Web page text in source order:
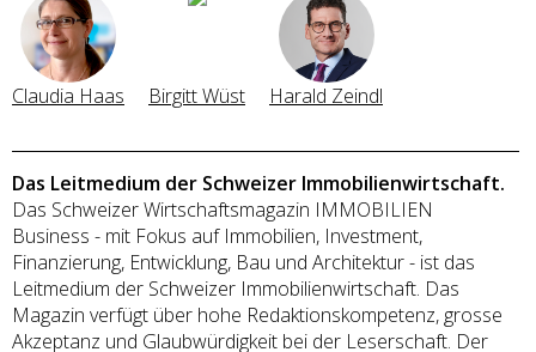
Claudia Haas Birgitt Wüst Harald Zeindl
Das Leitmedium der Schweizer Immobilienwirtschaft.
Das Schweizer Wirtschaftsmagazin IMMOBILIEN
Business - mit Fokus auf Immobilien, Investment,
Finanzierung, Entwicklung, Bau und Architektur - ist das
Leitmedium der Schweizer Immobilienwirtschaft. Das
Magazin verfügt über hohe Redaktionskompetenz, grosse
Akzeptanz und Glaubwürdigkeit bei der Leserschaft. Der